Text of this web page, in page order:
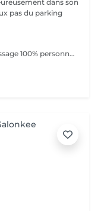
dans son
pas du parking
Le Massage Sur Mesure Maanos : un massage 100% personnalisé en fonction de vos besoins et de vos envies !